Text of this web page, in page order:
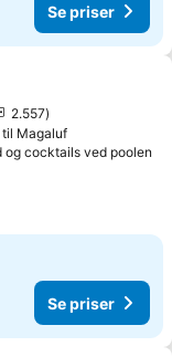
Se priser
2.557
til Magaluf
og cocktails ved poolen
Se priser